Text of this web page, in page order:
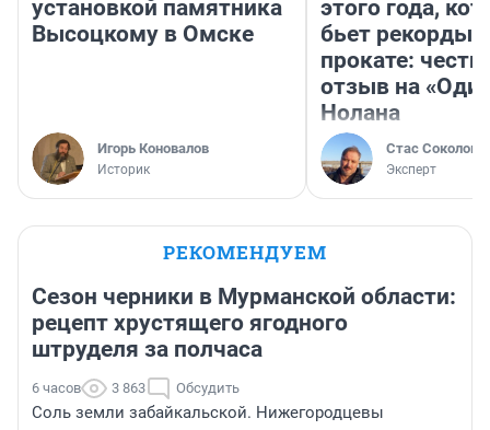
установкой памятника
Высоцкому в Омске
Игорь Коновалов
Историк
этого года,
бьет рекорды в
прокате:
отзыв на
Нолана
Стас Соколов
Эксперт
РЕКОМЕНДУЕМ
Сезон черники в Мурманской области:
рецепт хрустящего ягодного
штруделя за полчаса
6 часов 3 863 Обсудить
Соль земли забайкальской. Нижегородцевы